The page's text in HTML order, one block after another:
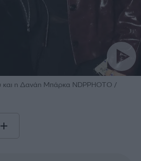
και η Δανάη Μπάρκα NDPPHOTO /